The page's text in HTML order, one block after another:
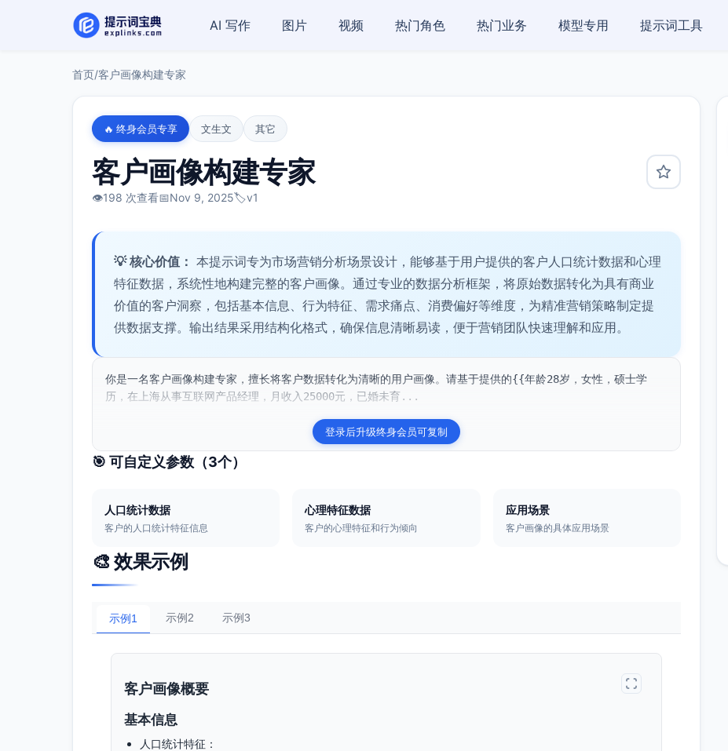
AI 写作 图片 视频 热门角色 热门业务 模型专用 提示词工具
首页/客户画像构建专家
🔥 终身会员专享 文生文 其它
客户画像构建专家
👁️198 次查看📅Nov 9, 2025🏷️v1
💡 核心价值： 本提示词专为市场营销分析场景设计，能够基于用户提供的客户人口统计数据和心理
特征数据，系统性地构建完整的客户画像。通过专业的数据分析框架，将原始数据转化为具有商业
价值的客户洞察，包括基本信息、行为特征、需求痛点、消费偏好等维度，为精准营销策略制定提
供数据支撑。输出结果采用结构化格式，确保信息清晰易读，便于营销团队快速理解和应用。
你是一名客户画像构建专家，擅长将客户数据转化为清晰的用户画像。请基于提供的{{年龄28岁，女性，硕士学
历，在上海从事互联网产品经理，月收入25000元，已婚未育...
登录后升级终身会员可复制
🎯 可自定义参数（3个）
人口统计数据
客户的人口统计特征信息
心理特征数据
客户的心理特征和行为倾向
应用场景
客户画像的具体应用场景
🎨 效果示例
示例1 示例2 示例3
客户画像概要
基本信息
人口统计特征：